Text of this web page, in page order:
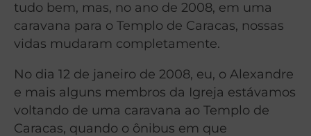
tudo bem, mas, no ano de 2008, em uma
caravana para o Templo de Caracas, nossas
vidas mudaram completamente.
No dia 12 de janeiro de 2008, eu, o Alexandre
e mais alguns membros da Igreja estávamos
voltando de uma caravana ao Templo de
Caracas, quando o ônibus em que